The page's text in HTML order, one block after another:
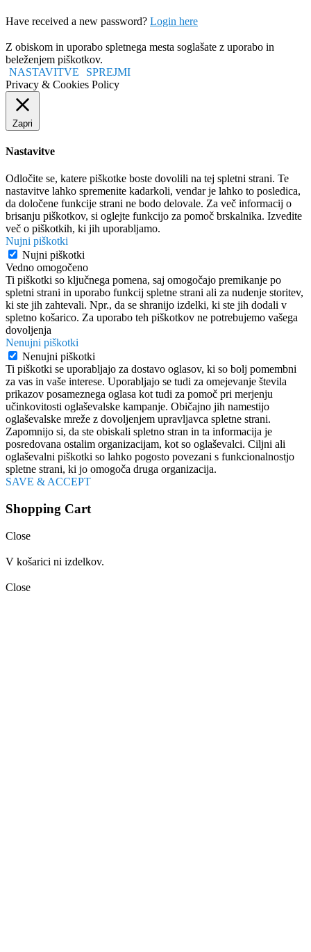
Have received a new password? Login here
Z obiskom in uporabo spletnega mesta soglašate z uporabo in
beleženjem piškotkov.
NASTAVITVE
SPREJMI
Privacy & Cookies Policy
Zapri
Nastavitve
Odločite se, katere piškotke boste dovolili na tej spletni strani. Te
nastavitve lahko spremenite kadarkoli, vendar je lahko to posledica,
da določene funkcije strani ne bodo delovale. Za več informacij o
brisanju piškotkov, si oglejte funkcijo za pomoč brskalnika. Izvedite
več o piškotkih, ki jih uporabljamo.
Nujni piškotki
Nujni piškotki
Vedno omogočeno
Ti piškotki so ključnega pomena, saj omogočajo premikanje po
spletni strani in uporabo funkcij spletne strani ali za nudenje storitev,
ki ste jih zahtevali. Npr., da se shranijo izdelki, ki ste jih dodali v
spletno košarico. Za uporabo teh piškotkov ne potrebujemo vašega
dovoljenja
Nenujni piškotki
Nenujni piškotki
Ti piškotki se uporabljajo za dostavo oglasov, ki so bolj pomembni
za vas in vaše interese. Uporabljajo se tudi za omejevanje števila
prikazov posameznega oglasa kot tudi za pomoč pri merjenju
učinkovitosti oglaševalske kampanje. Običajno jih namestijo
oglaševalske mreže z dovoljenjem upravljavca spletne strani.
Zapomnijo si, da ste obiskali spletno stran in ta informacija je
posredovana ostalim organizacijam, kot so oglaševalci. Ciljni ali
oglaševalni piškotki so lahko pogosto povezani s funkcionalnostjo
spletne strani, ki jo omogoča druga organizacija.
SAVE & ACCEPT
Shopping Cart
Close
V košarici ni izdelkov.
Close